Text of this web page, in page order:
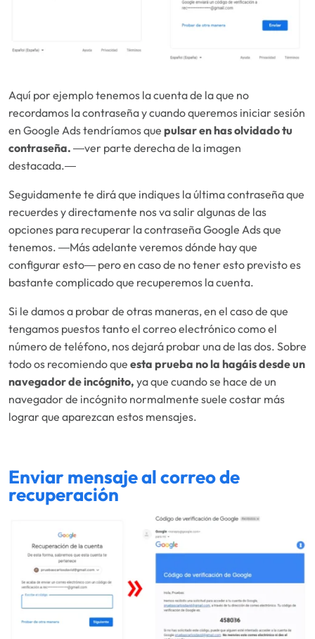
Aquí por ejemplo tenemos la cuenta de la que no
recordamos la contraseña y cuando queremos iniciar sesión
en Google Ads tendríamos que pulsar en has olvidado tu
contraseña. ―ver parte derecha de la imagen
destacada.―
Seguidamente te dirá que indiques la última contraseña que
recuerdes y directamente nos va salir algunas de las
opciones para recuperar la contraseña Google Ads que
tenemos. ―Más adelante veremos dónde hay que
configurar esto― pero en caso de no tener esto previsto es
bastante complicado que recuperemos la cuenta.
Si le damos a probar de otras maneras, en el caso de que
tengamos puestos tanto el correo electrónico como el
número de teléfono, nos dejará probar una de las dos. Sobre
todo os recomiendo que esta prueba no la hagáis desde un
navegador de incógnito, ya que cuando se hace de un
navegador de incógnito normalmente suele costar más
lograr que aparezcan estos mensajes.
Enviar mensaje al correo de
recuperación